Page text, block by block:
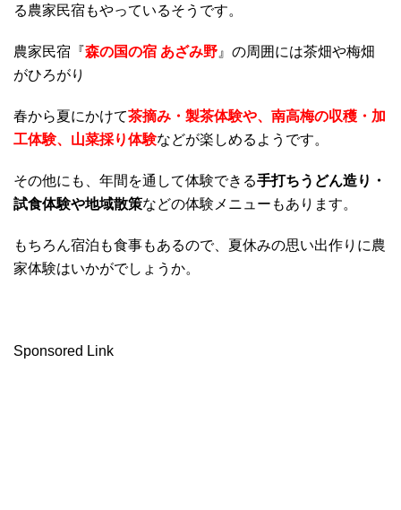
る農家民宿もやっているそうです。
農家民宿『森の国の宿 あざみ野 』の周囲には茶畑や梅畑
がひろがり
春から夏にかけて茶摘み・製茶体験や、南高梅の収穫・加
工体験、山菜採り体験などが楽しめるようです。
その他にも、年間を通して体験できる手打ちうどん造り・
試食体験や地域散策などの体験メニューもあります。
もちろん宿泊も食事もあるので、夏休みの思い出作りに農
家体験はいかがでしょうか。
Sponsored Link